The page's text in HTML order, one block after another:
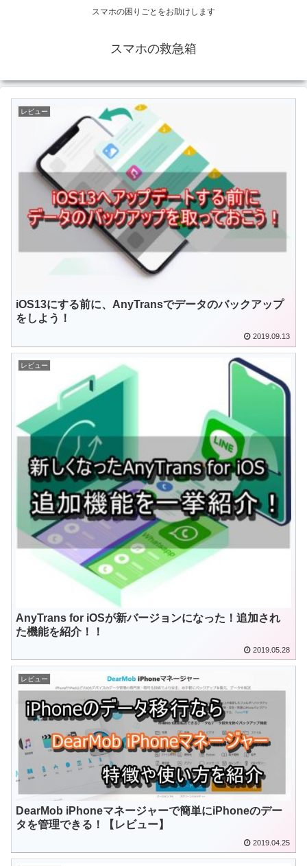
スマホの困りごとをお助けします
スマホの救急箱
レビュー
iOS13にする前に、AnyTransでデータのバックアップ
をしよう！
2019.09.13
レビュー
AnyTrans for iOSが新バージョンになった！追加され
た機能を紹介！！
2019.05.28
レビュー
DearMob iPhoneマネージャーで簡単にiPhoneのデー
タを管理できる！【レビュー】
2019.04.25